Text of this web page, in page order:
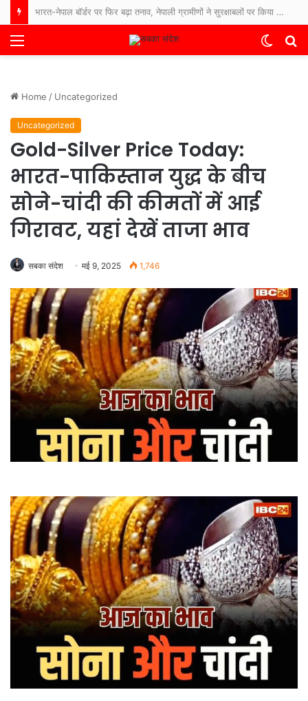
ढाई साल में कैसे खत्म होता गया अतीक अहमद का कुनबा, असद से आबान तक… जानिए कौन जिंदा, कौन जेल में और कौन फरार
Menu
Switch
Home / Uncategorized
Uncategorized
Gold-Silver Price Today:
भारत-पाकिस्तान युद्ध के बीच
सोने-चांदी की कीमतों में आई
गिरावट, यहां देखें ताजा भाव
सबका संदेश मई 9, 2025 1,746